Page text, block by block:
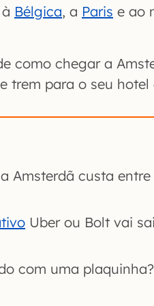
Bélgica, a Paris e ao
como chegar a
trem para o seu
Amsterdã custa entre
Uber ou Bolt vai
com uma